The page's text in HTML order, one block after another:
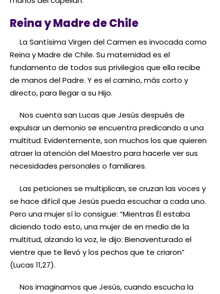
Reina y Madre de Chile
La Santísima Virgen del Carmen es invocada como
Reina y Madre de Chile. Su maternidad es el
fundamento de todos sus privilegios que ella recibe
de manos del Padre. Y es el camino, más corto y
directo, para llegar a su Hijo.
Nos cuenta san Lucas que Jesús después de
expulsar un demonio se encuentra predicando a una
multitud. Evidentemente, son muchos los que quieren
atraer la atención del Maestro para hacerle ver sus
necesidades personales o familiares.
Las peticiones se multiplican, se cruzan las voces y
se hace difícil que Jesús pueda escuchar a cada uno.
Pero una mujer sí lo consigue: “Mientras Él estaba
diciendo todo esto, una mujer de en medio de la
multitud, alzando la voz, le dijo: Bienaventurado el
vientre que te llevó y los pechos que te criaron”
(Lucas 11,27).
Nos imaginamos que Jesús, cuando escucha la